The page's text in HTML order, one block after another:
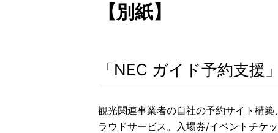
【別紙】
「NEC ガイド予約支援
観光関連事業者の自社の予約サイト構
ラウドサービス。入場券/イベントチケ